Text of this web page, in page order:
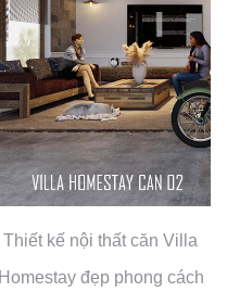
Thiết kế nội thất căn Villa
Homestay đẹp phong cách